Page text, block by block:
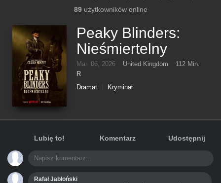
89użytkowników online
Peaky Blinders:
Nieśmiertelny
Mar. 06, 2026 United Kingdom
112 Min.
R
Dramat
Kryminał
Lubię to! Komentarz Udostępnij
Rafał Jabłoński